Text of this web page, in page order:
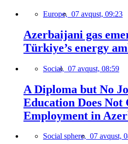
Europe, 07 avqust, 09:23
Azerbaijani gas
Türkiye’s energy
Social, 07 avqust, 08:59
A Diploma but No
Education Does Not
Employment in
Social sphere, 07 avqust,